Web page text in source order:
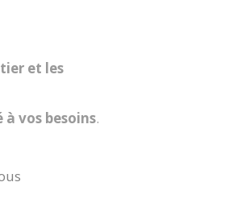
et les
à vos besoins.